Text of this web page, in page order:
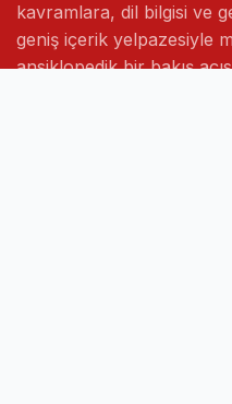
kavramlara, dil bilgisi ve
geniş içerik yelpazesiyle
ansiklopedik bir bakış